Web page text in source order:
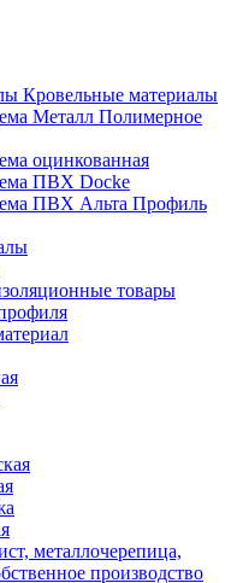
Кровельные материалы
Металл Полимерное
оцинкованная
ПВХ Docke
ПВХ Альта Профиль
товары